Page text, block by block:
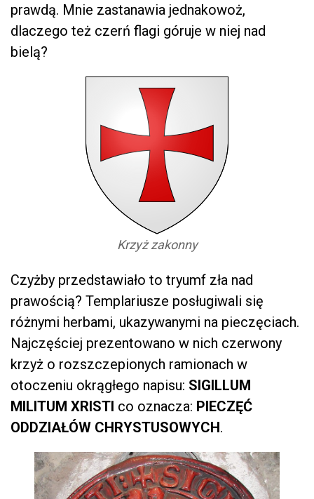
prawdą. Mnie zastanawia jednakowoż,
dlaczego też czerń flagi góruje w niej nad
bielą?
Krzyż zakonny
Czyżby przedstawiało to tryumf zła nad
prawością? Templariusze posługiwali się
różnymi herbami, ukazywanymi na pieczęciach.
Najczęściej prezentowano w nich czerwony
krzyż o rozszczepionych ramionach w
otoczeniu okrągłego napisu: SIGILLUM
MILITUM XRISTI co oznacza: PIECZĘĆ
ODDZIAŁÓW CHRYSTUSOWYCH.